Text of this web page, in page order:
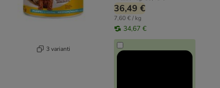
3 varianti
36,49 €
7,60 € / kg
34,67 €